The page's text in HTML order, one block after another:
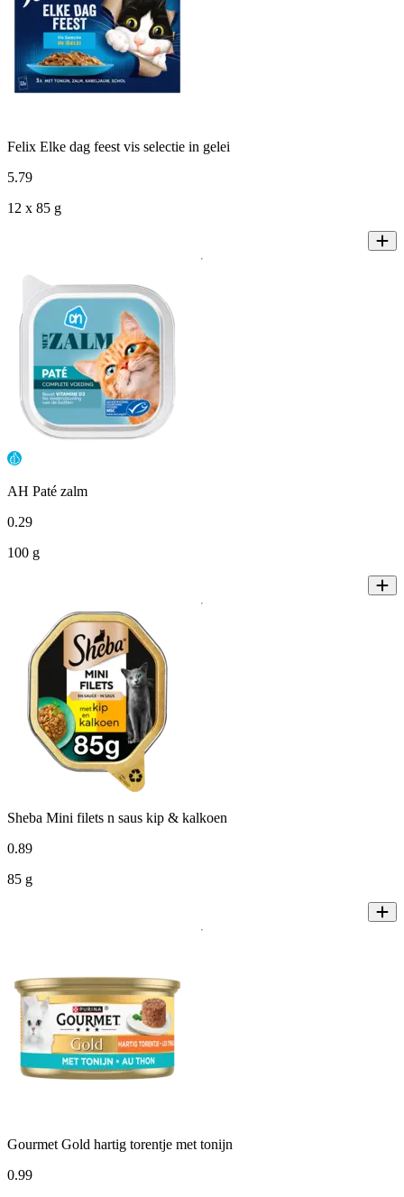
Felix Elke dag feest vis selectie in gelei
5.79
12 x 85 g
AH Paté zalm
0.29
100 g
Sheba Mini filets n saus kip & kalkoen
0.89
85 g
Gourmet Gold hartig torentje met tonijn
0.99